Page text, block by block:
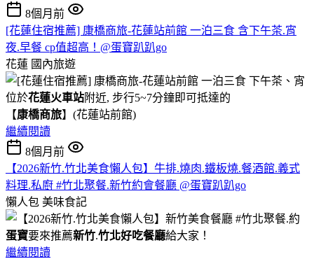
8個月前
[花蓮住宿推薦] 康橋商旅-花蓮站前館 一泊三食 含下午茶.宵
夜.早餐 cp值超高！@蛋寶趴趴go
花蓮 國內旅遊
位於花蓮火車站附近, 步行5~7分鐘即可抵達的
【康橋商旅】(花蓮站前館)
繼續閱讀
8個月前
【2026新竹.竹北美食懶人包】牛排.燒肉.鐵板燒.餐酒館.義式
料理.私廚 #竹北聚餐.新竹約會餐廳 @蛋寶趴趴go
懶人包 美味食記
蛋寶要來推薦新竹.竹北好吃餐廳給大家！
繼續閱讀